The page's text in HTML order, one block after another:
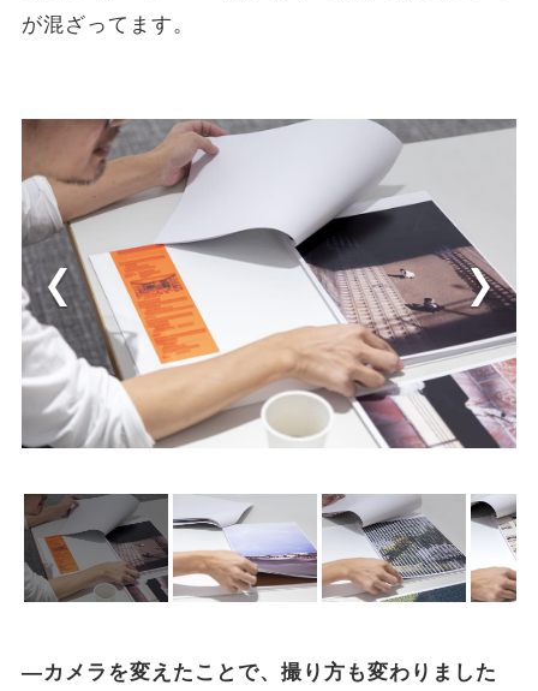
が混ざってます。
―カメラを変えたことで、撮り方も変わりました